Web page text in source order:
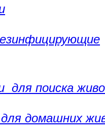
для поиска
домашних